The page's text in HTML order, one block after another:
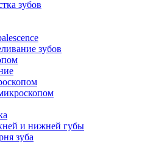
зубов
зубов
и нижней губы
зуба